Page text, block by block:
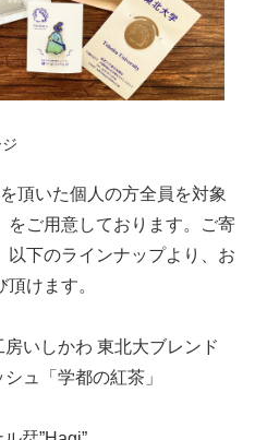
頂いた個人の方全員を対象
をご用意しております。ご寄
以下のラインナップより、お
けます。
いしかわ 東北大ブレンド
ュ「学都の紅茶」